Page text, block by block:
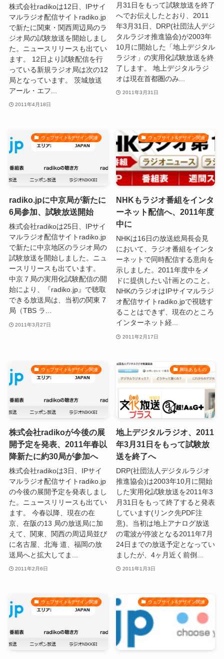
株式会社radikoは12日、IPサイ
マルラジオ配信サイトradiko.jp
で新たに関東・関西周辺局のラ
ジオ局の試験放送を開始しまし
た。ニュースリリースも出てい
ます。 12日より試験配信を行
っている新規ラジオ局は次の12
局となっています。 茨城放送
アール・エフ...
2011年4月18日
月31日をもって試験放送を終了
へでお伝えしたとおり、2011
年3月31日、DRP(社団法人デジ
タルラジオ推進協会)が2003年
10月に開始した「地上デジタル
ラジオ」の実用化試験放送を終
了します。 地上デジタルラジ
オは現在首都圏のみ...
2011年3月31日
ウェブサイト&デザイン関連
radiko.jpに中京局が新たに
6局参加、試験放送開始
株式会社radikoは25日、IPサイ
マルラジオ配信サイトradiko.jp
で新たに中京地区のラジオ局の
試験放送を開始しました。ニュ
ースリリースも出ています。
中京７局の実用化試験配信の開
始により、『radiko.jp』で聴取
できる放送局は、当初の関東 7
局（TBS ラ...
2011年3月27日
ウェブサイト&デザイン関連
NHKもラジオ番組をインタ
ーネット配信へ、2011年度
中に
NHKは16日の放送総局長会見
において、ラジオ番組をインタ
ーネットで同時配信する意向を
示しました。2011年度中をメ
ドに提供したい計画とのこと。
NHKのラジオはIPサイマルラジ
オ配信サイトradiko.jpで視聴す
ることはできず、現在のところ
インターネット経...
2011年2月17日
ウェブサイト&デザイン関連
株式会社radikoが今後の展
開予定を発表、2011年春以
降新たに約30局が参加へ
株式会社radikoは3日、IPサイ
マルラジオ配信サイトradiko.jp
の今後の展開予定を発表しまし
た。ニュースリリースも出てい
ます。 今春以降、現在の在
京、在阪の13 局の放送局に加
えて、関東、関西の周辺局並び
に名古屋、北海 道、福岡の放
送局へと拡大してま...
2011年2月6日
興味あるもの
地上デジタルラジオ、2011
年3月31日をもって試験放
送を終了へ
DRP(社団法人デジタルラジオ
推進協会)は2003年10月に開始
した実用化試験放送を2011年3
月31日をもって終了すると発表
しています(リンク先PDF注
意)。当初は地上アナログ放送
の電波が停波となる2011年7月
24日までの放送予定となってい
ましたが、4ヶ月近く前倒...
2011年1月3日
ウェブサイト&デザイン関連 ウェブサイト&デザイン関連